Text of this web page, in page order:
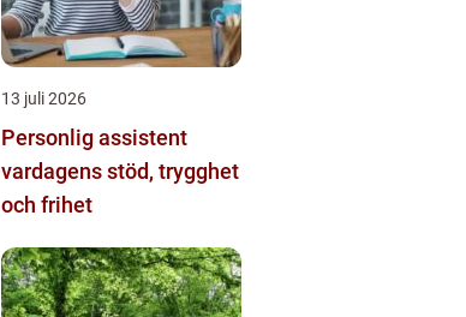
13 juli 2026
Personlig assistent
vardagens stöd, trygghet
och frihet